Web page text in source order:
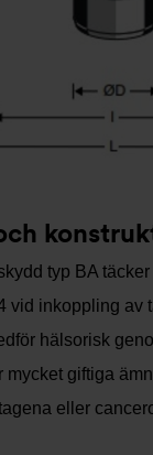
typ BA
vid inkoppling av
hälsorisk
mycket giftiga
eller